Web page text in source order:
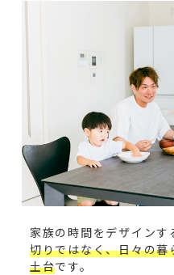
家族の時間をデザインす
切りではなく、日々の
土台です。